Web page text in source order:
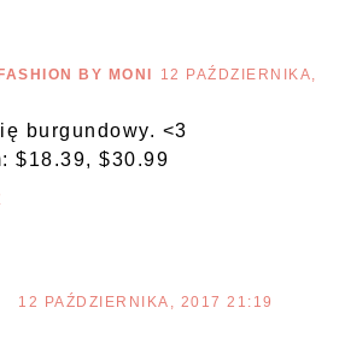
BY MONI
12 PAŹDZIERNIKA,
burgundowy. <3
$18.39, $30.99
12 PAŹDZIERNIKA, 2017 21:19